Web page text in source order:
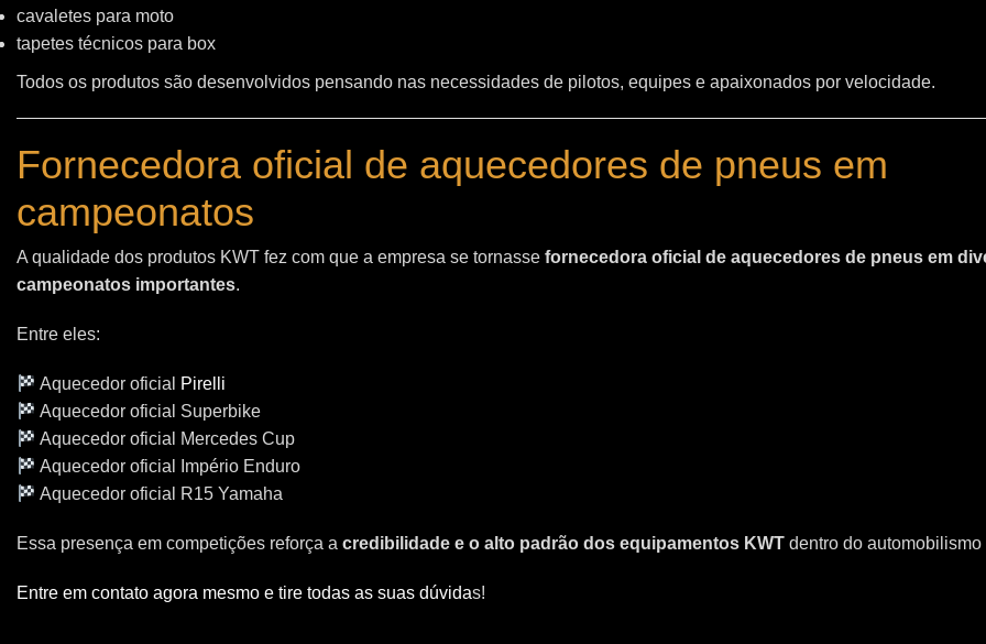
cavaletes para moto
tapetes técnicos para box
Todos os produtos são desenvolvidos pensando nas necessidades de pilotos, equipes e apaixonados por velocidade.
Fornecedora oficial de aquecedores de pneus em
campeonatos
A qualidade dos produtos KWT fez com que a empresa se tornasse fornecedora oficial de aquecedores de pneus em
campeonatos importantes.
Entre eles:
Aquecedor oficial Pirelli
Aquecedor oficial Superbike
Aquecedor oficial Mercedes Cup
Aquecedor oficial Império Enduro
Aquecedor oficial R15 Yamaha
Essa presença em competições reforça a credibilidade e o alto padrão dos equipamentos KWT dentro do automobilismo
Entre em contato agora mesmo e tire todas as suas dúvidas!